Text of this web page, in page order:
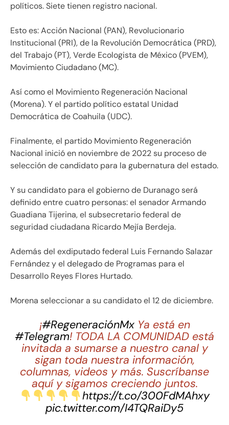
políticos. Siete tienen registro nacional.
Esto es: Acción Nacional (PAN), Revolucionario
Institucional (PRI), de la Revolución Democrática (PRD),
del Trabajo (PT), Verde Ecologista de México (PVEM),
Movimiento Ciudadano (MC).
Así como el Movimiento Regeneración Nacional
(Morena).​ Y el partido político estatal Unidad
Democrática de Coahuila (UDC).
Finalmente, el partido Movimiento Regeneración
Nacional inició en noviembre de 2022 su proceso de
selección de candidato para la gubernatura del estado.
Y su candidato para el gobierno de Duranago será
definido entre cuatro personas: el senador Armando
Guadiana Tijerina, el subsecretario federal de
seguridad ciudadana Ricardo Mejía Berdeja.
Además del exdiputado federal Luis Fernando Salazar
Fernández y el delegado de Programas para el
Desarrollo Reyes Flores Hurtado.
Morena seleccionar a su candidato el 12 de diciembre.
¡#RegeneraciónMxYa está en
#Telegram! TODA LA COMUNIDAD está
invitada a sumarse a nuestro canal y
sigan toda nuestra información,
columnas, videos y más. Suscríbanse
aquí y sigamos creciendo juntos.
https://t.co/300FdMAhxy
pic.twitter.com/I4TQRaiDy5